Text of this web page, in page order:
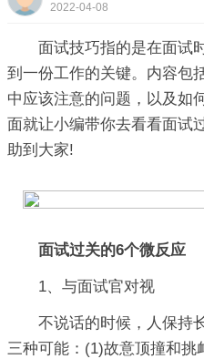
2022-04-08
面试技巧指的是在面试
到一份工作的关键。内容包
中应该注意的问题，以及如
面就让小编带你去看看面试
助到大家!
面试过关的6个微反应
1、与面试官对视
不说话的时候，人保持
三种可能：(1)故意顶撞和挑